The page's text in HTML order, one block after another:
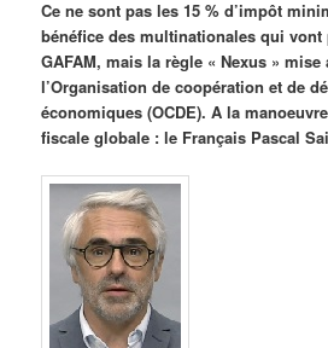
Ce ne sont pas les 15 % d’impôt
bénéfice des multinationales qui
GAFAM, mais la règle « Nexus »
l’Organisation de coopération et de
économiques (OCDE). A la
fiscale globale : le Français Pascal